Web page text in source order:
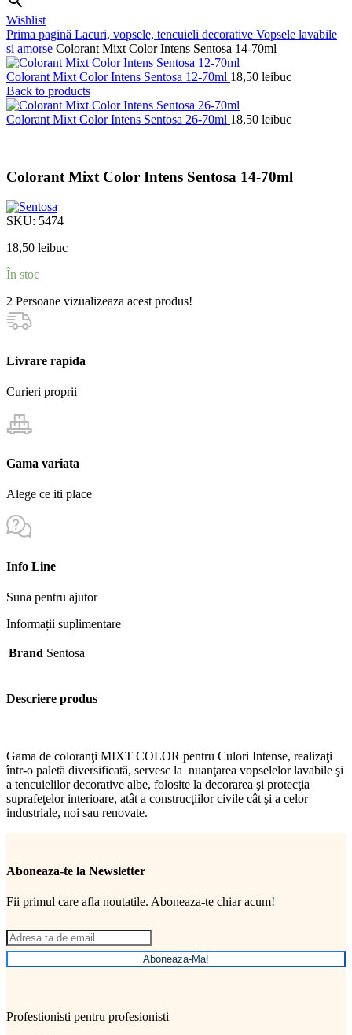
Wishlist
Prima pagină Lacuri, vopsele, tencuieli decorative Vopsele lavabile
si amorse Colorant Mixt Color Intens Sentosa 14-70ml
Colorant Mixt Color Intens Sentosa 12-70ml 18,50 leibuc
Back to products
Colorant Mixt Color Intens Sentosa 26-70ml 18,50 leibuc
Colorant Mixt Color Intens Sentosa 14-70ml
SKU: 5474
18,50 leibuc
În stoc
2 Persoane vizualizeaza acest produs!
Livrare rapida
Curieri proprii
Gama variata
Alege ce iti place
Info Line
Suna pentru ajutor
Informații suplimentare
Brand Sentosa
Descriere produs
Gama de coloranţi MIXT COLOR pentru Culori Intense, realizaţi
într-o paletă diversificată, servesc la nuanţarea vopselelor lavabile şi
a tencuielilor decorative albe, folosite la decorarea şi protecţia
suprafeţelor interioare, atât a construcţiilor civile cât şi a celor
industriale, noi sau renovate.
Aboneaza-te la Newsletter
Fii primul care afla noutatile. Aboneaza-te chiar acum!
Aboneaza-Ma!
Profestionisti pentru profesionisti